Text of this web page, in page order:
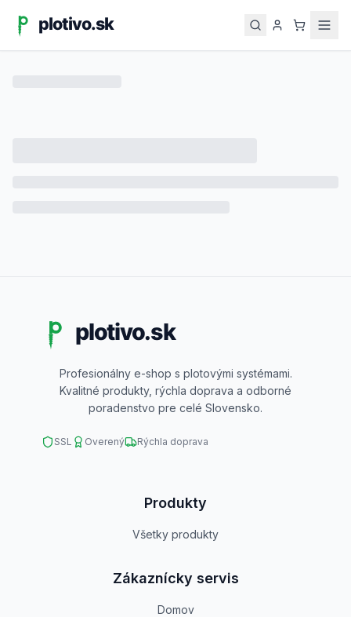
Profesionálny e-shop s plotovými systémami.
Kvalitné produkty, rýchla doprava a odborné
poradenstvo pre celé Slovensko.
SSL Overený Rýchla doprava
Produkty
Všetky produkty
Zákaznícky servis
Domov